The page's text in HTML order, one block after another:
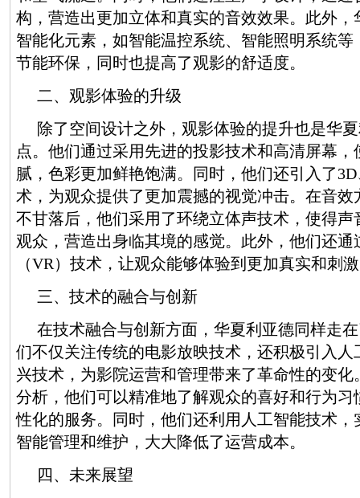
构，营造出更加立体和真实的音效效果。此外，
智能化元素，如智能温控系统、智能照明系统
节能环保，同时也提高了观影的舒适度。
二、观影体验的升级
除了空间设计之外，观影体验的提升也是华
点。他们通过采用先进的投影技术和高清屏幕
腻，色彩更加鲜艳饱满。同时，他们还引入了
术，为观众提供了更加震撼的视觉冲击。在音
不甘落后，他们采用了环绕立体声技术，使得声
观众，营造出身临其境的感觉。此外，他们还通
（VR）技术，让观众能够体验到更加真实和刺
三、技术的融合与创新
在技术融合与创新方面，华夏利亚德同样走
们不仅关注传统的电影放映技术，还积极引入人
兴技术，为影院运营和管理带来了革命性的变
分析，他们可以精准地了解观众的喜好和行为习
性化的服务。同时，他们还利用人工智能技术，
智能管理和维护，大大降低了运营成本。
四、未来展望